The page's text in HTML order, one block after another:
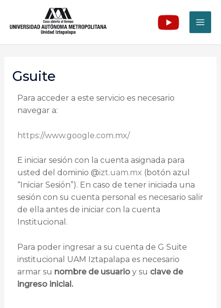
Gsuite
Para acceder a este servicio es necesario
navegar a:
https://www.google.com.mx/
E iniciar sesión con la cuenta asignada para
usted del dominio @izt.uam.mx (botón azul
“Iniciar Sesión”). En caso de tener iniciada una
sesión con su cuenta personal es necesario salir
de ella antes de iniciar con la cuenta
Institucional.
Para poder ingresar a su cuenta de G Suite
institucional UAM Iztapalapa es necesario
armar su nombre de usuarioy su clave de
ingreso inicial.